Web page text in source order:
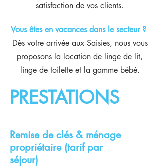
satisfaction de vos clients.
Vous êtes en vacances dans le secteur ?
Dès votre arrivée aux Saisies, nous vous
proposons la location de linge de lit,
linge de toilette et la gamme bébé.
PRESTATIONS
Remise de clés & ménage
propriétaire (tarif par
séjour)